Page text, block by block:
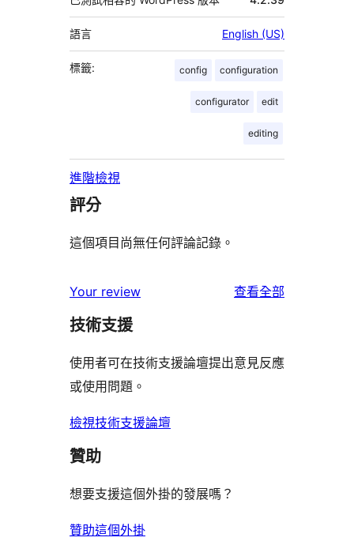
語言 English (US)
標籤: config configuration
configurator edit
editing
進階檢視
評分
這個項目尚無任何評論記錄。
Your review 查看全部
評
技術支援
使用者可在技術支援論壇提出意見反應
或使用問題。
檢視技術支援論壇
贊助
想要支援這個外掛的發展嗎？
贊助這個外掛